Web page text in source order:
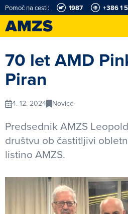
Pomoč na cesti: 1987 +386 1
70 let AMD
Piran
4. 12. 2024 Novice
Predsednik AMZS
društvu ob častitljivi
listino AMZS.